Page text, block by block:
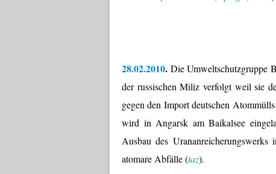
28.02.2010. Die Umweltschutzgruppe
der russischen Miliz verfolgt weil sie
gegen den Import deutschen
wird in Angarsk am Baikalsee
Ausbau des
atomare Abfälle (taz).